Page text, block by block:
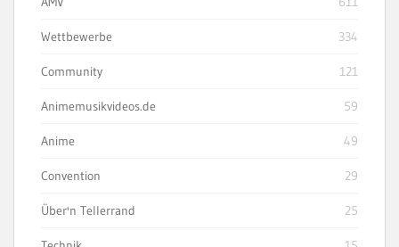
Wettbewerbe 334
Community 121
Animemusikvideos.de 59
Anime 49
Convention 29
Über'n Tellerrand 25